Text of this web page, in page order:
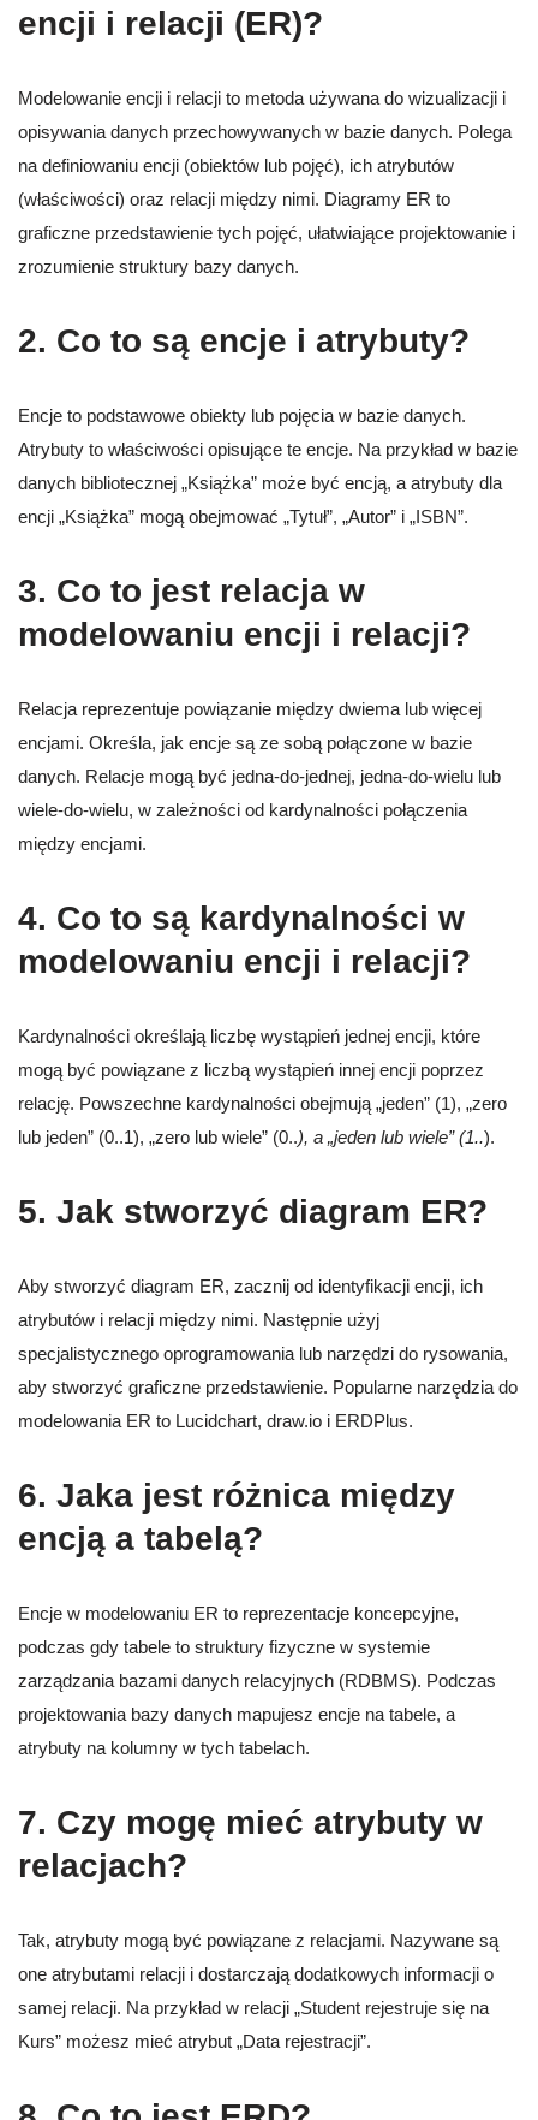
encji i relacji (ER)?
Modelowanie encji i relacji to metoda używana do wizualizacji i
opisywania danych przechowywanych w bazie danych. Polega
na definiowaniu encji (obiektów lub pojęć), ich atrybutów
(właściwości) oraz relacji między nimi. Diagramy ER to
graficzne przedstawienie tych pojęć, ułatwiające projektowanie i
zrozumienie struktury bazy danych.
2. Co to są encje i atrybuty?
Encje to podstawowe obiekty lub pojęcia w bazie danych.
Atrybuty to właściwości opisujące te encje. Na przykład w bazie
danych bibliotecznej „Książka” może być encją, a atrybuty dla
encji „Książka” mogą obejmować „Tytuł”, „Autor” i „ISBN”.
3. Co to jest relacja w
modelowaniu encji i relacji?
Relacja reprezentuje powiązanie między dwiema lub więcej
encjami. Określa, jak encje są ze sobą połączone w bazie
danych. Relacje mogą być jedna-do-jednej, jedna-do-wielu lub
wiele-do-wielu, w zależności od kardynalności połączenia
między encjami.
4. Co to są kardynalności w
modelowaniu encji i relacji?
Kardynalności określają liczbę wystąpień jednej encji, które
mogą być powiązane z liczbą wystąpień innej encji poprzez
relację. Powszechne kardynalności obejmują „jeden” (1), „zero
lub jeden” (0..1), „zero lub wiele” (0..), a „jeden lub wiele” (1..).
5. Jak stworzyć diagram ER?
Aby stworzyć diagram ER, zacznij od identyfikacji encji, ich
atrybutów i relacji między nimi. Następnie użyj
specjalistycznego oprogramowania lub narzędzi do rysowania,
aby stworzyć graficzne przedstawienie. Popularne narzędzia do
modelowania ER to Lucidchart, draw.io i ERDPlus.
6. Jaka jest różnica między
encją a tabelą?
Encje w modelowaniu ER to reprezentacje koncepcyjne,
podczas gdy tabele to struktury fizyczne w systemie
zarządzania bazami danych relacyjnych (RDBMS). Podczas
projektowania bazy danych mapujesz encje na tabele, a
atrybuty na kolumny w tych tabelach.
7. Czy mogę mieć atrybuty w
relacjach?
Tak, atrybuty mogą być powiązane z relacjami. Nazywane są
one atrybutami relacji i dostarczają dodatkowych informacji o
samej relacji. Na przykład w relacji „Student rejestruje się na
Kurs” możesz mieć atrybut „Data rejestracji”.